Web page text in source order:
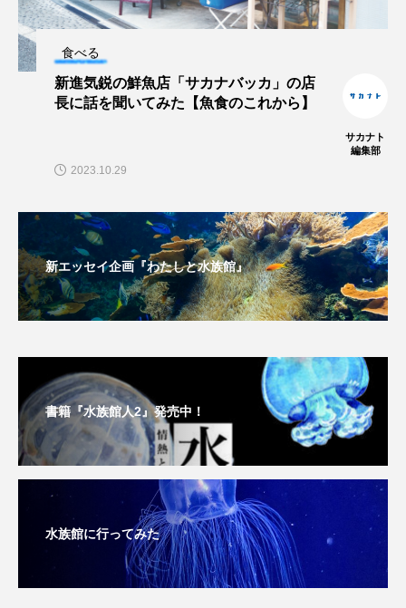
未利用魚 未来館 東京湾 栄養
桂浜水族館
横浜開運水族館 正月 歴史
沼津港深海水族館 法律 海
海きらら 海水魚 海洋 海洋環境
海獣 海綿動物 海藻 海遊館
淡水魚
深海 深海生物
渋川マリン水族館 渓流
漁業 漫画 灯台
無脊椎動物 熱帯魚 牡蠣
環境 環境保全
食べる
新進気鋭の鮮魚店「サカナバッカ」の店
長に話を聞いてみた【魚食のこれから】
サカナト
編集部
2023.10.29
新エッセイ企画『わたしと水族館』
書籍『水族館人2』発売中！
水族館に行ってみた